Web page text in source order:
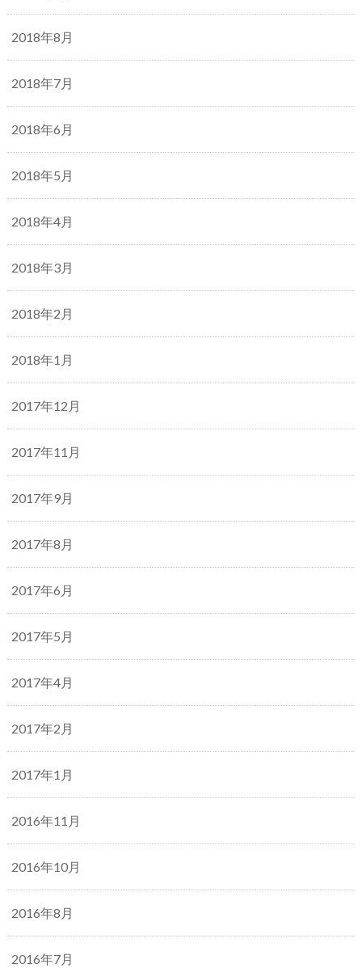
2018年8月
2018年7月
2018年6月
2018年5月
2018年4月
2018年3月
2018年2月
2018年1月
2017年12月
2017年11月
2017年9月
2017年8月
2017年6月
2017年5月
2017年4月
2017年2月
2017年1月
2016年11月
2016年10月
2016年8月
2016年7月